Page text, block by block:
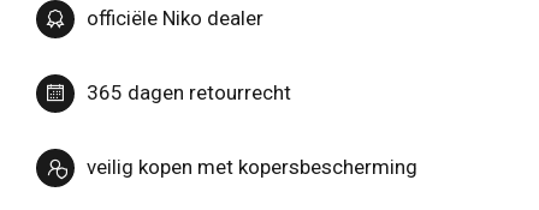
officiële Niko dealer
365 dagen retourrecht
veilig kopen met kopersbescherming